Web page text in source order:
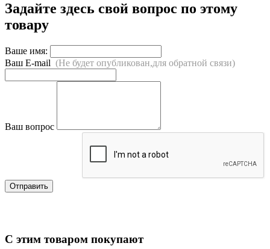
Задайте здесь свой вопрос по этому
товару
Ваше имя:
Ваш E-mail (Не будет опубликован,для обратной связи)
Ваш вопрос
Отправить
С этим товаром покупают